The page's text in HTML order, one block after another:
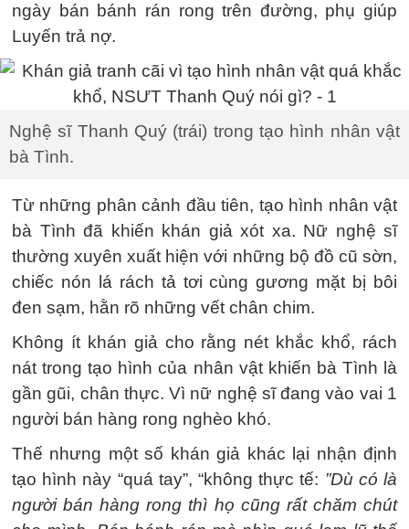
ngày bán bánh rán rong trên đường, phụ giúp
Luyến trả nợ.
Nghệ sĩ Thanh Quý (trái) trong tạo hình nhân vật
bà Tình.
Từ những phân cảnh đầu tiên, tạo hình nhân vật
bà Tình đã khiến khán giả xót xa. Nữ nghệ sĩ
thường xuyên xuất hiện với những bộ đồ cũ sờn,
chiếc nón lá rách tả tơi cùng gương mặt bị bôi
đen sạm, hằn rõ những vết chân chim.
Không ít khán giả cho rằng nét khắc khổ, rách
nát trong tạo hình của nhân vật khiến bà Tình là
gần gũi, chân thực. Vì nữ nghệ sĩ đang vào vai 1
người bán hàng rong nghèo khó.
Thế nhưng một số khán giả khác lại nhận định
tạo hình này “quá tay”, “không thực tế: ”Dù có là
người bán hàng rong thì họ cũng rất chăm chút